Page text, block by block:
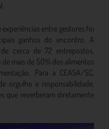
entre gestores foi
ganhos do encontro. A
cerca de 72 entrepostos,
mais de 50% dos alimentos
Para a CEASA/SC,
orgulho e responsabilidade,
que reverberam diretamente